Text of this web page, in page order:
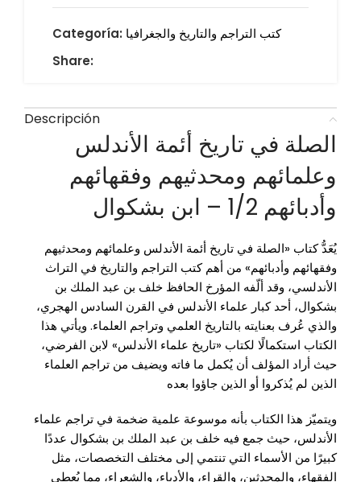
Categoría: كتب التراجم والتاريخ والجغرافيا
Share:
Descripción
الصلة في تاريخ أئمة الأندلس
وعلمائهم ومحدثيهم وفقهائهم
وأدبائهم 1/2 – ابن بشكوال
يُعَدُّ كتاب «الصلة في تاريخ أئمة الأندلس وعلمائهم ومحدثيهم
وفقهائهم وأدبائهم» من أهم كتب التراجم والتاريخ في التراث
الأندلسي، وقد ألّفه المؤرخ الحافظ خلف بن عبد الملك بن
بشكوال، أحد كبار علماء الأندلس في القرن السادس الهجري،
والذي عُرف بعنايته بالتاريخ العلمي وتراجم العلماء. ويأتي هذا
الكتاب استكمالًا لكتاب «تاريخ علماء الأندلس» لابن الفرضي،
حيث أراد المؤلف أن يُكمل ما فاته ويضيف من تراجم العلماء
الذين لم يُذكروا أو الذين جاؤوا بعده
ويتميّز هذا الكتاب بأنه موسوعة علمية ضخمة في تراجم علماء
الأندلس، حيث جمع فيه خلف بن عبد الملك بن بشكوال عددًا
كبيرًا من الأسماء التي تنتمي إلى مختلف التخصصات، مثل
الفقهاء، والمحدثين، والقراء، والأدباء، والشعراء، مما يُعطي